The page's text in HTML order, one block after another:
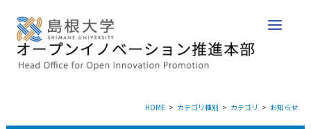
HOME カテゴリ種別 カテゴリ お知らせ